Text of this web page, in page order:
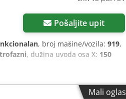
Pošaljite upit
, broj mašine/vozila: 919,
trofazni, dužina uvoda osa X: 150
Mali oglas